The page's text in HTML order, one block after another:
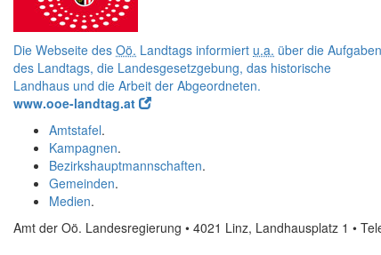
Die Webseite des Oö. Landtags informiert u.a. über die Aufgaben
des Landtags, die Landesgesetzgebung, das historische
Landhaus und die Arbeit der Abgeordneten.
www.ooe-landtag.at
Amtstafel.
Kampagnen.
Bezirkshauptmannschaften.
Gemeinden.
Medien.
Amt der Oö. Landesregierung • 4021 Linz, Landhausplatz 1 •